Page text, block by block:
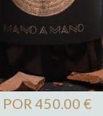
POR 450.00 €